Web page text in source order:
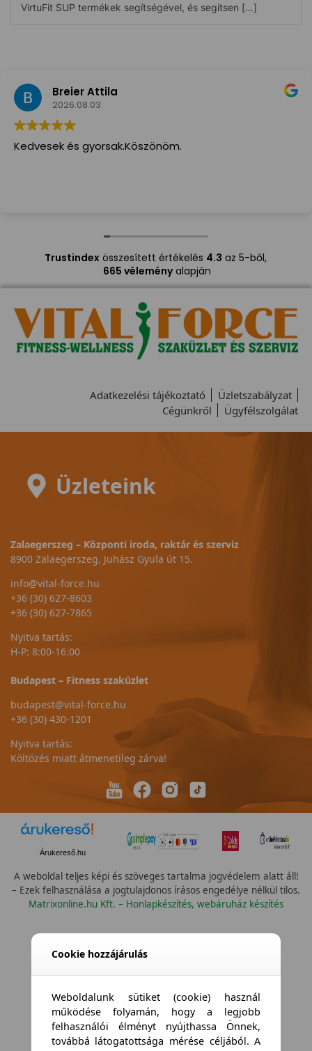
VirtuFit SUP termékek segítségével, és segítsen […]
Breier Attila
2026.08.03.
Kedvesek és gyorsak.Köszönöm.
Trustindexösszesített értékelés 4.3 az 5-ből,
665 véleményalapján
Adatkezelési tájékoztató
Üzletszabályzat
Cégünkről
Ügyfélszolgálat
Üzleteink
Zalaegerszeg – Központi iroda, raktár és szerviz
8900 Zalaegerszeg, Juhász Gyula út 15.
info@vital-force.hu
+36 (30) 627-8603
+36 (30) 627-7865
Nyitva tartás:
H-P: 8:00-16:00
Budapest – Fitness szaküzlet
budapest@vital-force.hu
+36 (30) 430-1201
Nyitva tartás:
Költözés miatt átmenetileg zárva!
Árukereső.hu
A weboldal teljes képi és szöveges tartalma jogvédelem alatt áll!
– Ezek felhasználása a jogtulajdonos írásos engedélye nélkül tilos.
Matrixonline.hu Kft. – Honlapkészítés, webáruház készítés
Cookie hozzájárulás
Weboldalunk sütiket (cookie) használ
működése folyamán, hogy a legjobb
felhasználói élményt nyújthassa Önnek,
továbbá látogatottsága mérése céljából. A